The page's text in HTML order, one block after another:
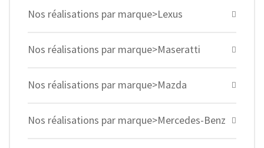
Nos réalisations par marque>Lexus
Nos réalisations par marque>Maseratti
Nos réalisations par marque>Mazda
Nos réalisations par marque>Mercedes-Benz